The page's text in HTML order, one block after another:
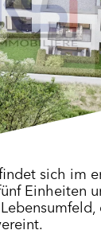
sich im
Einheiten